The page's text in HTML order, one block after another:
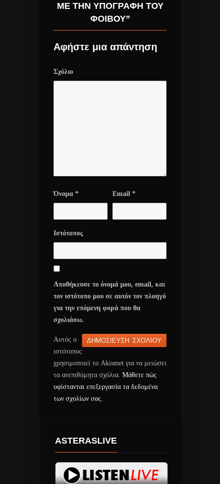
ΜΕ ΤΗΝ ΥΠΟΓΡΑΦΉ ΤΟΥ
ΦΟΊΒΟΥ”
Αφήστε μια απάντηση
Σχόλιο
Όνομα * Email *
Ιστότοπος
Αποθήκευσε το όνομά μου, email, και
τον ιστότοπο μου σε αυτόν τον πλοηγό
για την επόμενη φορά που θα
σχολιάσω.
Αυτός ο
ιστότοπος
χρησιμοποιεί το Akismet για να μειώσει
τα ανεπιθύμητα σχόλια. Μάθετε πώς
υφίστανται επεξεργασία τα δεδομένα
των σχολίων σας
ASTERASLIVE